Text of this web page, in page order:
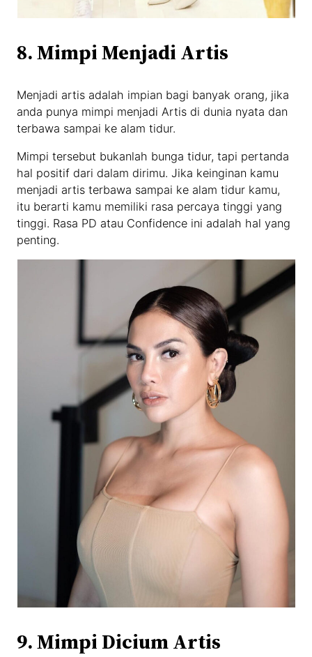
8. Mimpi Menjadi Artis
Menjadi artis adalah impian bagi banyak orang, jika
anda punya mimpi menjadi Artis di dunia nyata dan
terbawa sampai ke alam tidur.
Mimpi tersebut bukanlah bunga tidur, tapi pertanda
hal positif dari dalam dirimu. Jika keinginan kamu
menjadi artis terbawa sampai ke alam tidur kamu,
itu berarti kamu memiliki rasa percaya tinggi yang
tinggi. Rasa PD atau Confidence ini adalah hal yang
penting.
9. Mimpi Dicium Artis